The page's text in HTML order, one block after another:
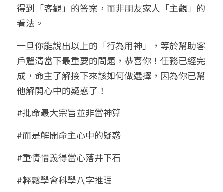
得到「客觀」的答案，而非朋友家人「主觀」的
看法。
一旦你能說出以上的「行為用神」，等於幫助客
戶釐清當下最重要的問題，恭喜你！任務已經完
成，命主了解接下來該如何做選擇，因為你已幫
他解開心中的疑惑了！
#批命最大宗旨並非當神算
#而是解開命主心中的疑惑
#重情惜義得當心落井下石
#輕鬆學會科學八字推理